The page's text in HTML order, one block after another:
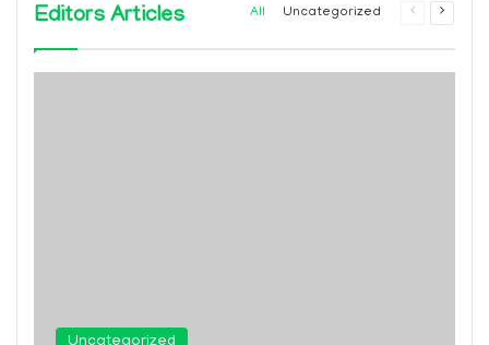
Editors Articles All Uncategorized
Previous
Next
Uncategorized